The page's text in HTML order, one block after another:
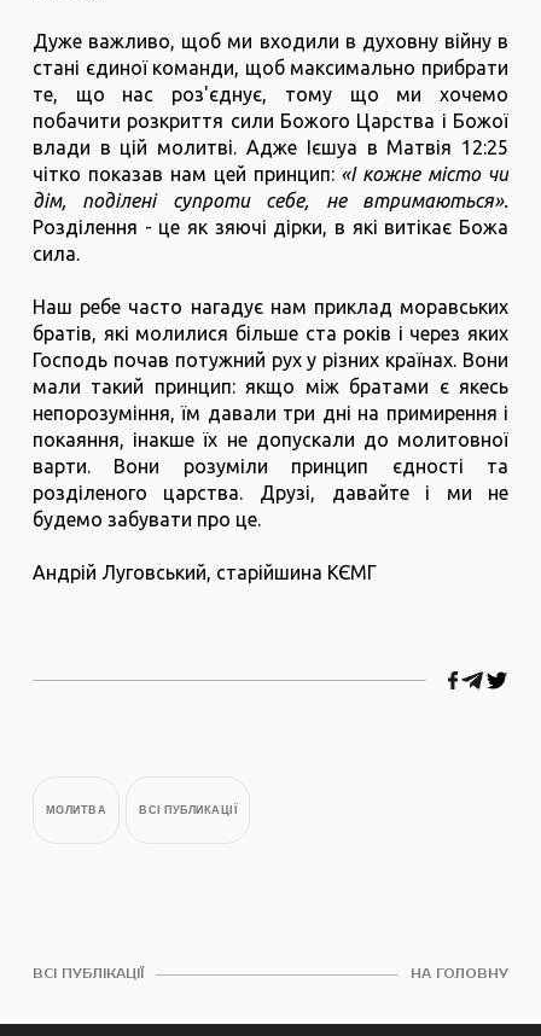
Дуже важливо, щоб ми входили в духовну війну в
стані єдиної команди, щоб максимально прибрати
те, що нас роз'єднує, тому що ми хочемо
побачити розкриття сили Божого Царства і Божої
влади в цій молитві. Адже Ієшуа в Матвія 12:25
чітко показав нам цей принцип:«І кожне місто чи
дім, поділені супроти себе, не втримаються».
Розділення - це як зяючі дірки, в які витікає Божа
сила.
Наш ребе часто нагадує нам приклад моравських
братів, які молилися більше ста років і через яких
Господь почав потужний рух у різних країнах. Вони
мали такий принцип: якщо між братами є якесь
непорозуміння, їм давали три дні на примирення і
покаяння, інакше їх не допускали до молитовної
варти. Вони розуміли принцип єдності та
розділеного царства. Друзі, давайте і ми не
будемо забувати про це.
Андрій Луговський, старійшина КЄМГ
МОЛИТВА ВСІ ПУБЛИКАЦІЇ
ВСІ ПУБЛІКАЦІЇ НА ГОЛОВНУ